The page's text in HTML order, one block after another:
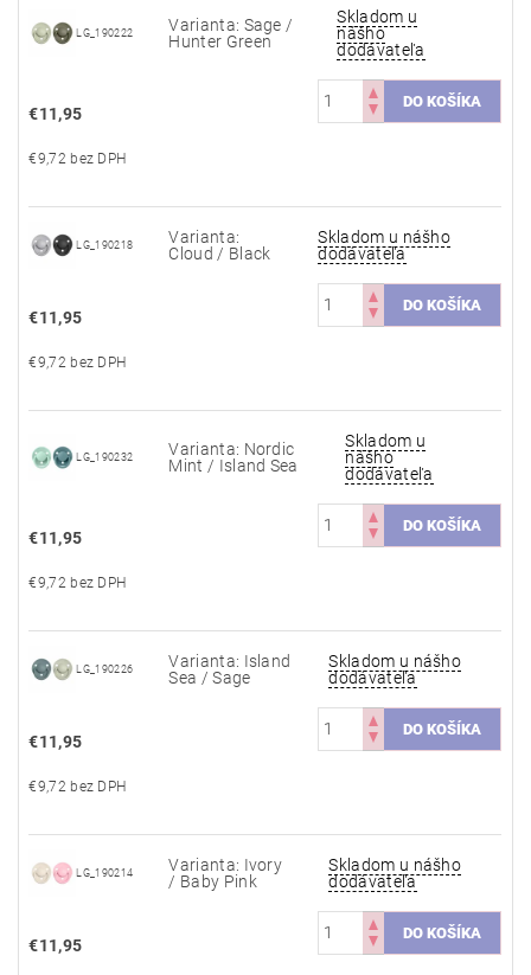
LG_190222
Varianta: Sage /
Hunter Green
Skladom u
nášho
dodávateľa
€11,95
€9,72 bez DPH
LG_190218
Varianta:
Cloud / Black
Skladom u nášho
dodávateľa
€11,95
€9,72 bez DPH
LG_190232
Varianta: Nordic
Mint / Island Sea
Skladom u
nášho
dodávateľa
€11,95
€9,72 bez DPH
LG_190226
Varianta: Island
Sea / Sage
Skladom u nášho
dodávateľa
€11,95
€9,72 bez DPH
LG_190214
Varianta: Ivory
/ Baby Pink
Skladom u nášho
dodávateľa
€11,95